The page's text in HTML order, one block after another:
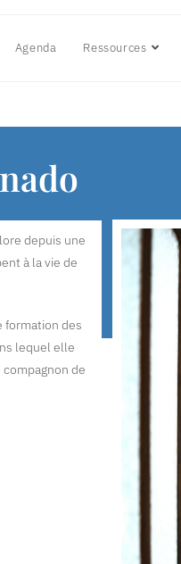
Agenda Ressources
depuis une
à la vie de
formation des
lequel elle
de